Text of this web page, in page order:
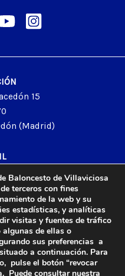
15
(Madrid)
426
de Villaviciosa de Odón.
Baloncesto de Villaviciosa
terceros con fines
de la web y su
estadísticas, y analíticas
visitas y fuentes de tráfico
de ellas o
sus preferencias a
a continuación. Para
pulse el botón “revocar
Puede consultar nuestra